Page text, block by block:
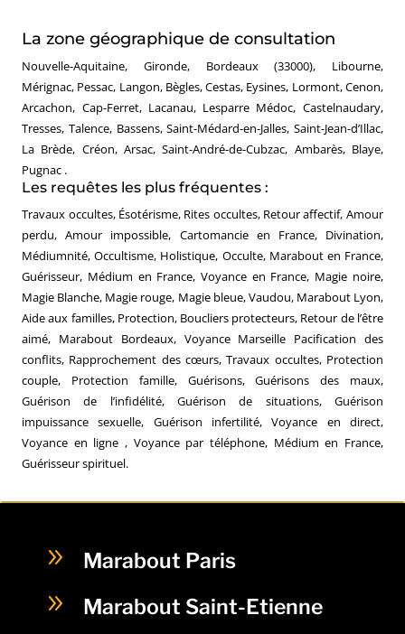
La zone géographique de consultation
Nouvelle-Aquitaine, Gironde, Bordeaux (33000), Libourne,
Mérignac, Pessac, Langon, Bègles, Cestas, Eysines, Lormont, Cenon,
Arcachon, Cap-Ferret, Lacanau, Lesparre Médoc, Castelnaudary,
Tresses, Talence, Bassens, Saint-Médard-en-Jalles, Saint-Jean-d’Illac,
La Brède, Créon, Arsac, Saint-André-de-Cubzac, Ambarès, Blaye,
Pugnac .
Les requêtes les plus fréquentes :
Travaux occultes, Ésotérisme, Rites occultes, Retour affectif, Amour
perdu, Amour impossible, Cartomancie en France, Divination,
Médiumnité, Occultisme, Holistique, Occulte, Marabout en France,
Guérisseur, Médium en France, Voyance en France, Magie noire,
Magie Blanche, Magie rouge, Magie bleue, Vaudou, Marabout Lyon,
Aide aux familles, Protection, Boucliers protecteurs, Retour de l’être
aimé, Marabout Bordeaux, Voyance Marseille Pacification des
conflits, Rapprochement des cœurs, Travaux occultes, Protection
couple, Protection famille, Guérisons, Guérisons des maux,
Guérison de l’infidélité, Guérison de situations, Guérison
impuissance sexuelle, Guérison infertilité, Voyance en direct,
Voyance en ligne , Voyance par téléphone, Médium en France,
Guérisseur spirituel.
9 Marabout Paris
9 Marabout Saint-Etienne